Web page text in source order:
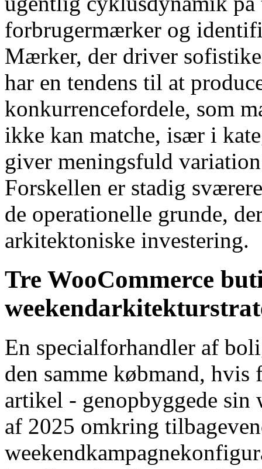
forbrugermærker og
Mærker, der driver
har en tendens til at
konkurrencefordele, som
ikke kan matche, især i
giver meningsfuld
Forskellen er stadig
de operationelle grunde,
arkitektoniske investering.
Tre WooCommerce
En specialforhandler af
den samme købmand, hvis
artikel - genopbyggede sin
af ​​2025 omkring